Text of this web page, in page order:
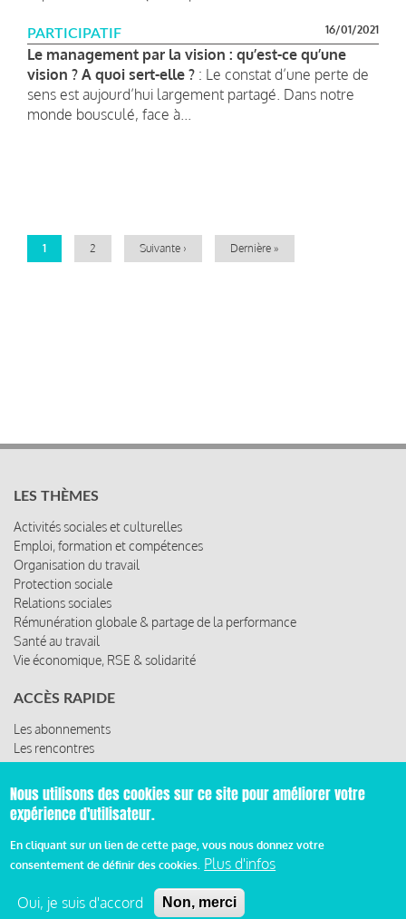
PARTICIPATIF 16/01/2021
Le management par la vision : qu’est-ce qu’une
vision ? A quoi sert-elle ? : Le constat d’une perte de
sens est aujourd’hui largement partagé. Dans notre
monde bousculé, face à...
Page
1 Page
2
Page
Suivante ›
Dernière
Dernière »
LES THÈMES
Activités sociales et culturelles
Emploi, formation et compétences
Organisation du travail
Protection sociale
Relations sociales
Rémunération globale & partage de la performance
Santé au travail
Vie économique, RSE & solidarité
ACCÈS RAPIDE
Les abonnements
Les rencontres
Les ressources
© 2019 Miroir Social - Réalisé parCafffeine
Pied
Mentions légales et condition générale d’utilisation et
d’abonnement
Nous utilisons des cookies sur ce site pour améliorer votre
expérience d'utilisateur.
En cliquant sur un lien de cette page, vous nous donnez votre
consentement de définir des cookies. Plus d'infos
Oui, je suis d'accord Non, merci